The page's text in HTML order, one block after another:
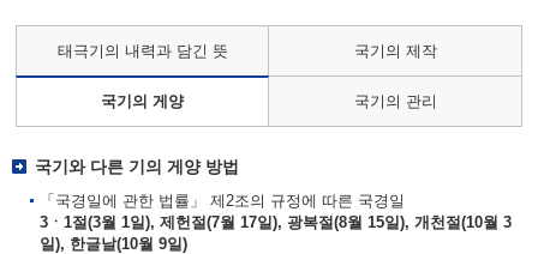
태극기의 내력과 담긴 뜻 국기의 제작
국기의 게양 국기의 관리
국기와 다른 기의 게양 방법
「국경일에 관한 법률」 제2조의 규정에 따른 국경일
3ㆍ1절(3월 1일), 제헌절(7월 17일), 광복절(8월 15일), 개천절(10월 3
일), 한글날(10월 9일)